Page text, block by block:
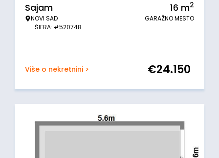
Sajam
NOVI SAD
ŠIFRA: #520748
16 m2
GARAŽNO MESTO
Više o nekretnini > €24.150